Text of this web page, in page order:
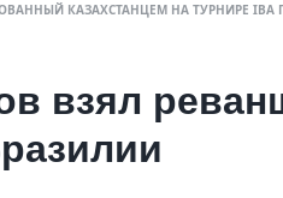
КАЗАХСТАНЦЕМ НА ТУРНИРЕ
взял